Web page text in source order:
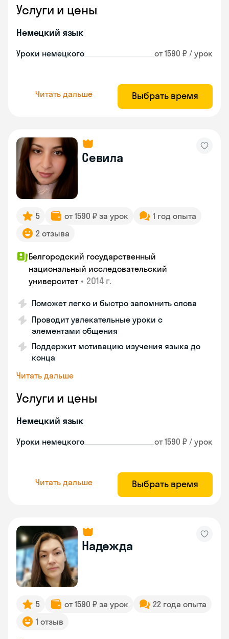
Услуги и цены
Немецкий язык
Уроки немецкого от 1590 ₽ / урок
Читать дальше Выбрать время
Севила
5 от 1590 ₽ за урок
1 год опыта
2 отзыва
Белгородский государственный
национальный исследовательский
университет • 2014 г.
Поможет легко и быстро запомнить слова
Проводит увлекательные уроки с
элементами общения
Поддержит мотивацию изучения языка до
конца
Читать дальше
Услуги и цены
Немецкий язык
Уроки немецкого от 1590 ₽ / урок
Читать дальше Выбрать время
Надежда
5 от 1590 ₽ за урок
22 года опыта
1 отзыв